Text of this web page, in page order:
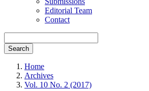
Editorial Team
Contact
Search
Home
Archives
Vol. 10 No. 2 (2017)